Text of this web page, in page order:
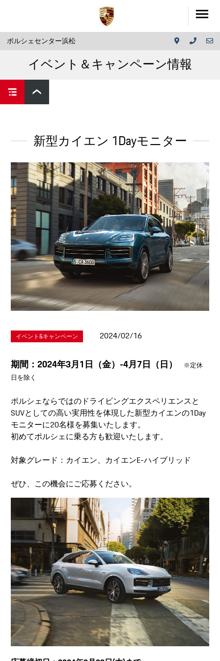
ポルシェセンター浜松
イベント＆キャンペーン情報
新型カイエン 1Dayモニター
イベント&キャンペーン 2024/02/16
期間：2024年3月1日（金）-4月7日（日）
※定休
日を除く
ポルシェならではのドライビングエクスペリエンスと
SUVとしての高い実用性を体現した新型カイエンの1Day
モニターに20名様を募集いたします。
初めてポルシェに乗る方も歓迎いたします。
対象グレード：カイエン、カイエンE-ハイブリッド
ぜひ、この機会にご応募ください。